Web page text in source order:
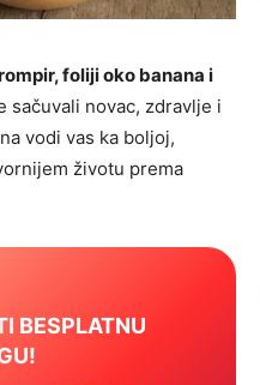
foliji oko banana i
sačuvali novac, zdravlje i
vodi vas ka boljoj,
životu prema
BESPLATNU